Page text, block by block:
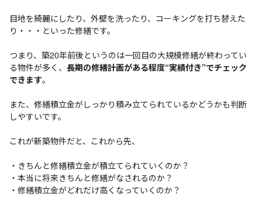
目地を綺麗にしたり、外壁を洗ったり、コーキングを打ち替えた
り・・・といった修繕です。
つまり、築20年前後というのは一回目の大規模修繕が終わってい
る物件が多く、 長期の修繕計画がある程度“実績付き”でチェック
できます。
また、修繕積立金がしっかり積み立てられているかどうかも判断
しやすいです。
これが新築物件だと、これから先、
・きちんと修繕積立金が積立てられていくのか？
・本当に将来きちんと修繕がなされるのか？
・修繕積立金がどれだけ高くなっていくのか？